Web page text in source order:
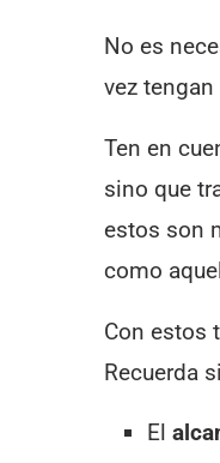
No es
vez
Ten en
sino que
estos son
como
Con estos
Recuerda
El